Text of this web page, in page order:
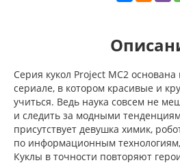
Серия кукол Project MС2
сериале, в котором красивые и
учиться. Ведь наука совсем не
и следить за модными
присутствует девушка химик,
по информационным
Куклы в точности повторяют